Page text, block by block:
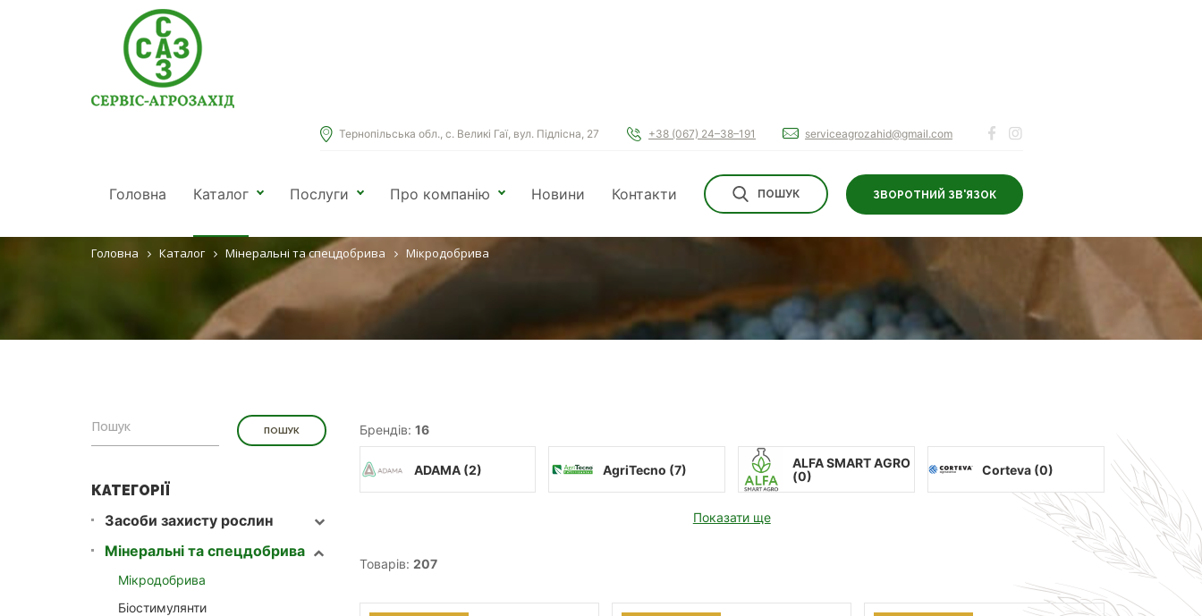
Головна Каталог Послуги Про компанію Новини Контакти ПОШУК ЗВОРОТНИЙ ЗВ'ЯЗОК
Тернопільська обл., с. Великі Гаї, вул. Підлісна, 27 +38 (067) 24–38–191 serviceagrozahid@gmail.com
МІКРОДОБРИВА
Головна Каталог Мінеральні та спецдобрива Мікродобрива
КАТЕГОРІЇ
Засоби захисту рослин
Мінеральні та спецдобрива
Мікродобрива
Біостимулянти
Брендів: 16
ADAMA (2) AgriTecno (7)
ALFA SMART AGRO
(0) Corteva (0)
Показати ще
Товарів: 207